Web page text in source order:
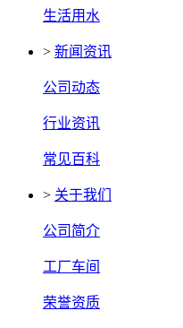
生活用水
> 新闻资讯
公司动态
行业资讯
常见百科
> 关于我们
公司简介
工厂车间
荣誉资质